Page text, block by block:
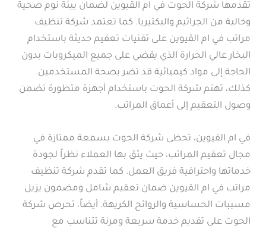
تقدمها شركة الحوت في ام القيوين لضمان بيئة نوم صحية
وخالية من الجراثيم والبكتيريا. كما تعتمد شركة تنظيف
مراتب في ام القيوين على تقنيات تعقيم حديثة باستخدام
البخار عالي الحرارة الذي يقضي على جميع الميكروبات بدون
الحاجة إلى مواد كيميائية قد تضر بصحة المستخدمين.
كذلك، تهتم شركة الحوت باستخدام أجهزة متطورة تضمن
وصول التعقيم إلى أعماق المراتب.
في ام القيوين، تحظى شركة الحوت بسمعة ممتازة في
مجال تعقيم المراتب، حيث يثق بها العملاء نظراً لجودة
خدماتها واحترافية فريق العمل. كما تقدم شركة تنظيف
مراتب في ام القيوين ضمان تعقيم شامل ومضمون يزيل
مسببات الحساسية والروائح الكريهة. أيضاً، تحرص شركة
الحوت على تقديم خدمة سريعة ومرنة تتناسب مع